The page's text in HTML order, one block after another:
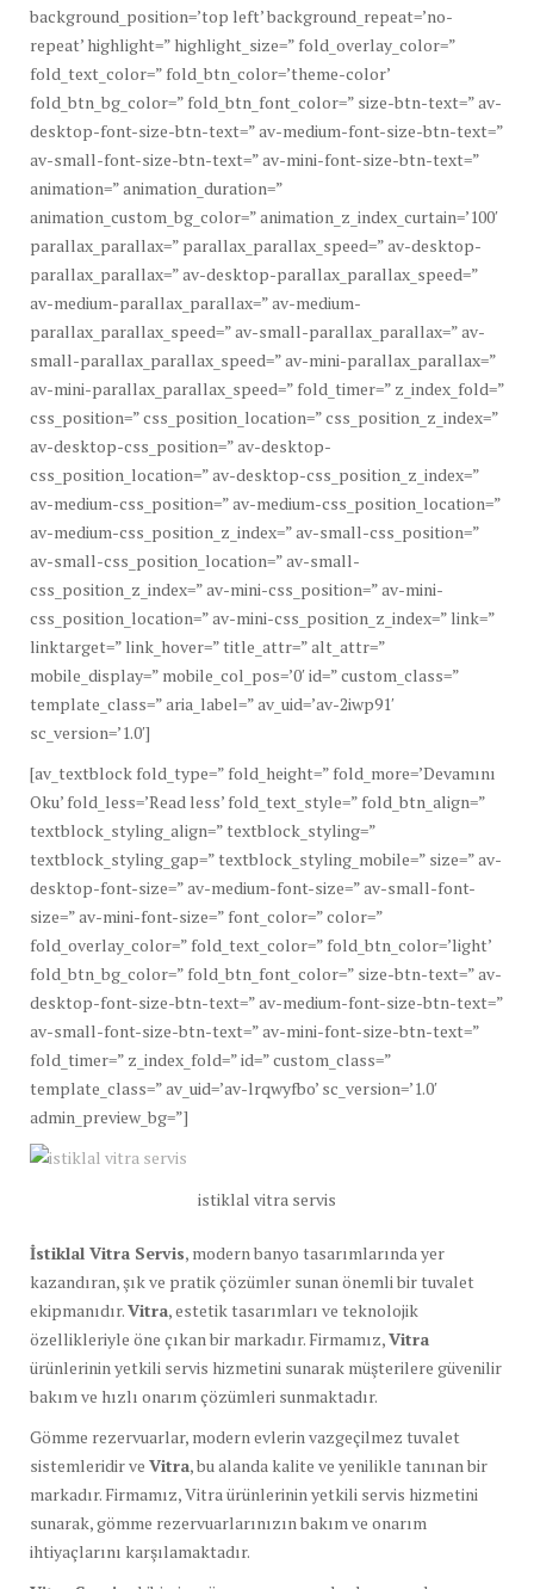
background_position=’top left’ background_repeat=’no-
repeat’ highlight=” highlight_size=” fold_overlay_color=”
fold_text_color=” fold_btn_color=’theme-color’
fold_btn_bg_color=” fold_btn_font_color=” size-btn-text=” av-
desktop-font-size-btn-text=” av-medium-font-size-btn-text=”
av-small-font-size-btn-text=” av-mini-font-size-btn-text=”
animation=” animation_duration=”
animation_custom_bg_color=” animation_z_index_curtain=’100′
parallax_parallax=” parallax_parallax_speed=” av-desktop-
parallax_parallax=” av-desktop-parallax_parallax_speed=”
av-medium-parallax_parallax=” av-medium-
parallax_parallax_speed=” av-small-parallax_parallax=” av-
small-parallax_parallax_speed=” av-mini-parallax_parallax=”
av-mini-parallax_parallax_speed=” fold_timer=” z_index_fold=”
css_position=” css_position_location=” css_position_z_index=”
av-desktop-css_position=” av-desktop-
css_position_location=” av-desktop-css_position_z_index=”
av-medium-css_position=” av-medium-css_position_location=”
av-medium-css_position_z_index=” av-small-css_position=”
av-small-css_position_location=” av-small-
css_position_z_index=” av-mini-css_position=” av-mini-
css_position_location=” av-mini-css_position_z_index=” link=”
linktarget=” link_hover=” title_attr=” alt_attr=”
mobile_display=” mobile_col_pos=’0′ id=” custom_class=”
template_class=” aria_label=” av_uid=’av-2iwp91′
sc_version=’1.0′]
[av_textblock fold_type=” fold_height=” fold_more=’Devamını
Oku’ fold_less=’Read less’ fold_text_style=” fold_btn_align=”
textblock_styling_align=” textblock_styling=”
textblock_styling_gap=” textblock_styling_mobile=” size=” av-
desktop-font-size=” av-medium-font-size=” av-small-font-
size=” av-mini-font-size=” font_color=” color=”
fold_overlay_color=” fold_text_color=” fold_btn_color=’light’
fold_btn_bg_color=” fold_btn_font_color=” size-btn-text=” av-
desktop-font-size-btn-text=” av-medium-font-size-btn-text=”
av-small-font-size-btn-text=” av-mini-font-size-btn-text=”
fold_timer=” z_index_fold=” id=” custom_class=”
template_class=” av_uid=’av-lrqwyfbo’ sc_version=’1.0′
admin_preview_bg=”]
istiklal vitra servis
İstiklal Vitra Servis, modern banyo tasarımlarında yer
kazandıran, şık ve pratik çözümler sunan önemli bir tuvalet
ekipmanıdır.Vitra, estetik tasarımları ve teknolojik
özellikleriyle öne çıkan bir markadır. Firmamız,Vitra
ürünlerinin yetkili servis hizmetini sunarak müşterilere güvenilir
bakım ve hızlı onarım çözümleri sunmaktadır.
Gömme rezervuarlar, modern evlerin vazgeçilmez tuvalet
sistemleridir ve Vitra, bu alanda kalite ve yenilikle tanınan bir
markadır. Firmamız, Vitra ürünlerinin yetkili servis hizmetini
sunarak, gömme rezervuarlarınızın bakım ve onarım
ihtiyaçlarını karşılamaktadır.